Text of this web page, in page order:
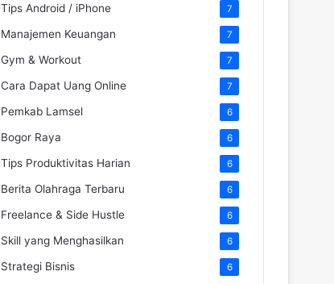
Tips Android / iPhone 7
Manajemen Keuangan 7
Gym & Workout 7
Cara Dapat Uang Online 7
Pemkab Lamsel 6
Bogor Raya 6
Tips Produktivitas Harian 6
Berita Olahraga Terbaru 6
Freelance & Side Hustle 6
Skill yang Menghasilkan 6
Strategi Bisnis 6